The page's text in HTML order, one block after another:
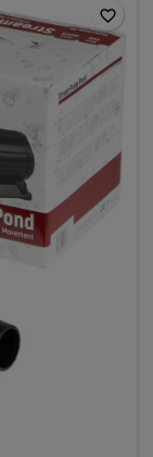
favorite_border